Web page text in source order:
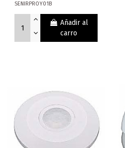
SENIRPROY01B
Añadir al
carro